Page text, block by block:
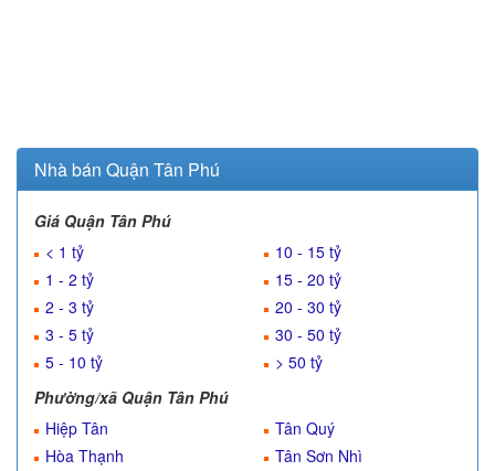
Nhà bán Quận Tân Phú
Giá Quận Tân Phú
< 1 tỷ
1 - 2 tỷ
2 - 3 tỷ
3 - 5 tỷ
5 - 10 tỷ
10 - 15 tỷ
15 - 20 tỷ
20 - 30 tỷ
30 - 50 tỷ
> 50 tỷ
Phường/xã Quận Tân Phú
Hiệp Tân
Hòa Thạnh
Tân Quý
Tân Sơn Nhì